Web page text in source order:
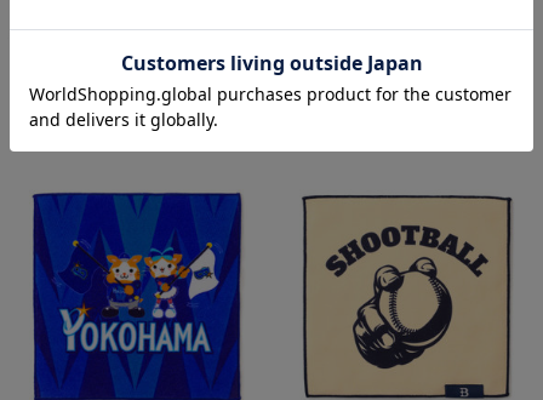
再入荷
新潟花火デザイン/ブラインドプチタ
オル
新潟マスコットデザイン/ハンドタオ
ル/DB.スターマン＆DB.キララ＆
BART＆CHAPY